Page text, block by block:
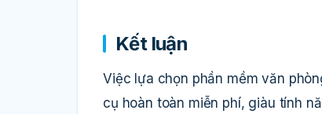
Kết luận
Việc lựa chọn phần mềm văn
cụ hoàn toàn miễn phí, giàu tính